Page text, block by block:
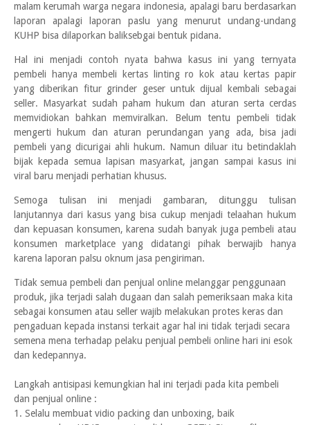
malam kerumah warga negara indonesia, apalagi baru berdasarkan
laporan apalagi laporan paslu yang menurut undang-undang
KUHP bisa dilaporkan baliksebgai bentuk pidana.
Hal ini menjadi contoh nyata bahwa kasus ini yang ternyata
pembeli hanya membeli kertas linting ro kok atau kertas papir
yang diberikan fitur grinder geser untuk dijual kembali sebagai
seller. Masyarkat sudah paham hukum dan aturan serta cerdas
memvidiokan bahkan memviralkan. Belum tentu pembeli tidak
mengerti hukum dan aturan perundangan yang ada, bisa jadi
pembeli yang dicurigai ahli hukum. Namun diluar itu betindaklah
bijak kepada semua lapisan masyarkat, jangan sampai kasus ini
viral baru menjadi perhatian khusus.
Semoga tulisan ini menjadi gambaran, ditunggu tulisan
lanjutannya dari kasus yang bisa cukup menjadi telaahan hukum
dan kepuasan konsumen, karena sudah banyak juga pembeli atau
konsumen marketplace yang didatangi pihak berwajib hanya
karena laporan palsu oknum jasa pengiriman.
Tidak semua pembeli dan penjual online melanggar penggunaan
produk, jika terjadi salah dugaan dan salah pemeriksaan maka kita
sebagai konsumen atau seller wajib melakukan protes keras dan
pengaduan kepada instansi terkait agar hal ini tidak terjadi secara
semena mena terhadap pelaku penjual pembeli online hari ini esok
dan kedepannya.
Langkah antisipasi kemungkian hal ini terjadi pada kita pembeli
dan penjual online :
1. Selalu membuat vidio packing dan unboxing, baik